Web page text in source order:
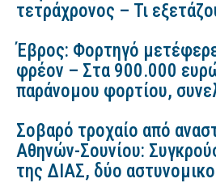
τετράχρονος – Τι
Έβρος: Φορτηγό
φρέον – Στα 900.000
παράνομου φορτίου,
Σοβαρό τροχαίο από
Αθηνών-Σουνίου:
της ΔΙΑΣ, δύο